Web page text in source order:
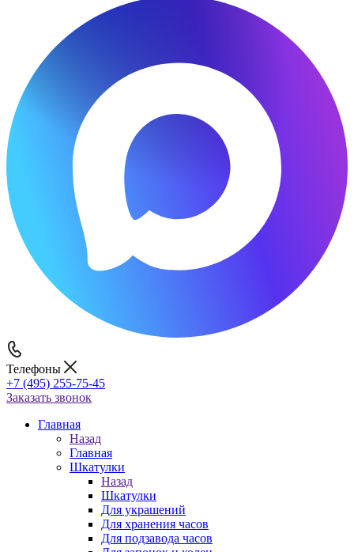
Телефоны
+7 (495) 255-75-45
Заказать звонок
Главная
Назад
Главная
Шкатулки
Назад
Шкатулки
Для украшений
Для хранения часов
Для подзавода часов